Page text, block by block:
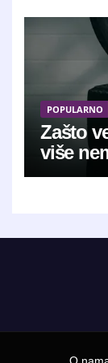
POPULARNO
Zašto
više
O